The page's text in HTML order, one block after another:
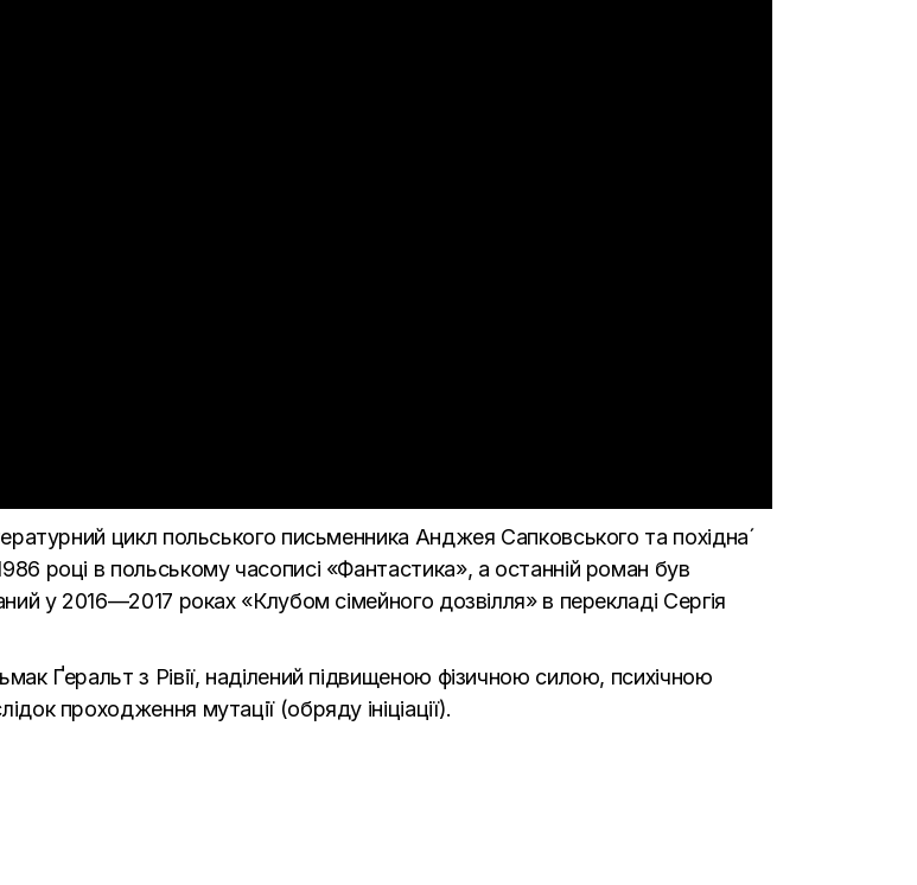
цикл польського письменника Анджея Сапковського та похідна́
році в польському часописі «Фантастика», а останній роман був
у 2016—2017 роках «Клубом сімейного дозвілля» в перекладі Сергія
Ґеральт з Рівії, наділений підвищеною фізичною силою, психічною
проходження мутації (обряду ініціації).